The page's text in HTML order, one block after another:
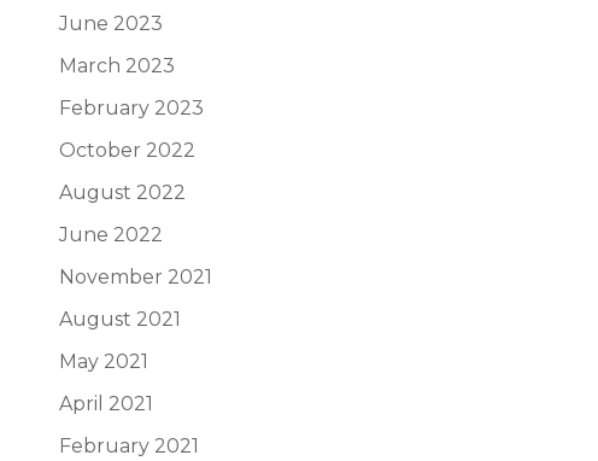
June 2023
March 2023
February 2023
October 2022
August 2022
June 2022
November 2021
August 2021
May 2021
April 2021
February 2021